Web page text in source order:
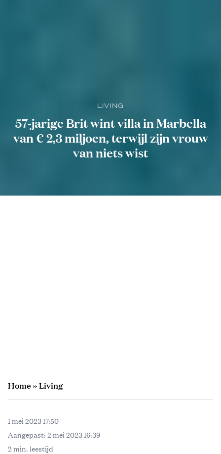
LIVING
57-jarige Brit wint villa in Marbella
van € 2,3 miljoen, terwijl zijn vrouw
van niets wist
Home»Living
1 mei 2023 17:50
Aangepast: 2 mei 2023 16:39
2 min. leestijd